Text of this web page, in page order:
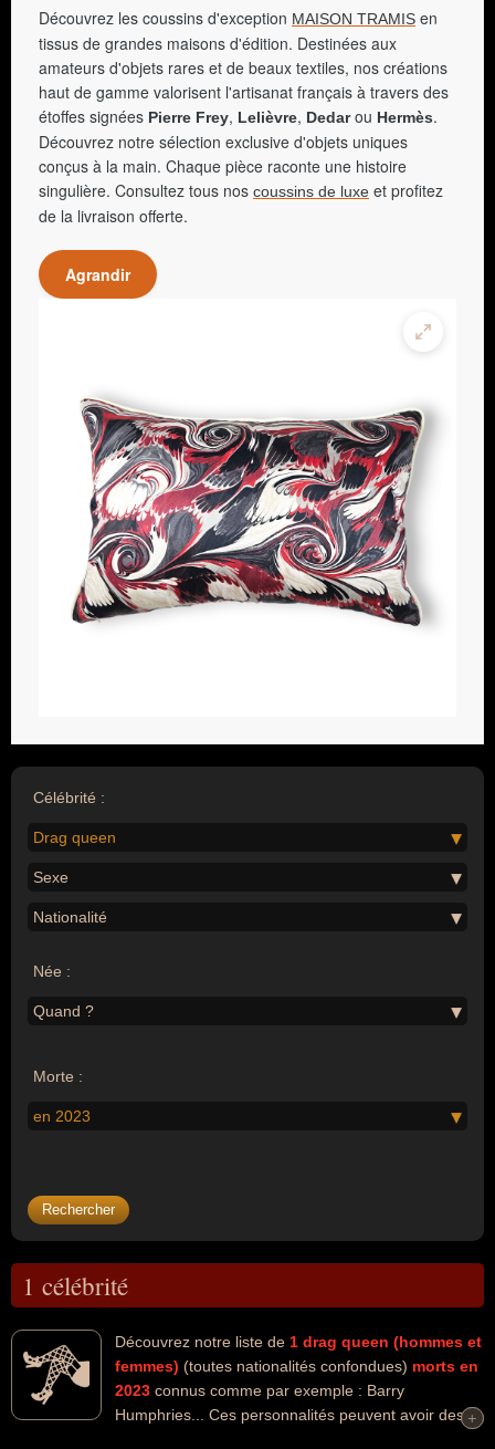
Découvrez les coussins d'exception MAISON TRAMIS en
tissus de grandes maisons d'édition. Destinées aux
amateurs d'objets rares et de beaux textiles, nos créations
haut de gamme valorisent l'artisanat français à travers des
étoffes signées Pierre Frey, Lelièvre, Dedarou Hermès.
Découvrez notre sélection exclusive d'objets uniques
conçus à la main. Chaque pièce raconte une histoire
singulière. Consultez tous nos coussins de luxe et profitez
de la livraison offerte.
Agrandir
Célébrité :
Drag queen
Sexe
Nationalité
Née :
Quand ?
Morte :
en 2023
1 célébrité
Découvrez notre liste de 1 drag queen (hommes et
femmes) (toutes nationalités confondues) morts en
2023 connus comme par exemple : Barry
Humphries... Ces personnalités peuvent avoir des +
+